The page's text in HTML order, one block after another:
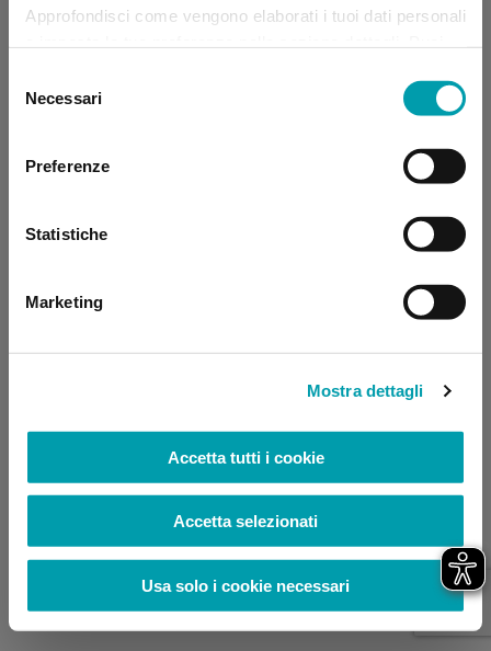
Approfondisci come vengono elaborati i tuoi dati personali
momento dalla Dichiarazione sui “
delNecessari
Preferenze
Statistiche
Marketing
Mostra dettagli
Accetta tutti i cookie
Accetta selezionati
Usa solo i cookie necessari
Application error: a client-side exception has occurred (see the
browser console for more information)